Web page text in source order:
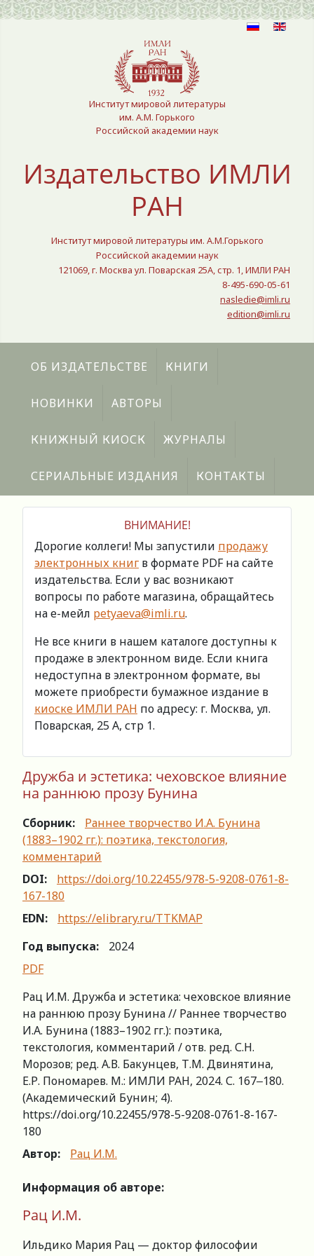
Выберите язык
Институт мировой литературы
им. А.М. Горького
Российской академии наук
Издательство ИМЛИ
РАН
Институт мировой литературы им. А.М.Горького
Российской академии наук
121069, г. Москва ул. Поварская 25A, стр. 1, ИМЛИ РАН
8-495-690-05-61
nasledie@imli.ru
edition@imli.ru
ОБ ИЗДАТЕЛЬСТВЕ КНИГИ
НОВИНКИ АВТОРЫ
КНИЖНЫЙ КИОСК ЖУРНАЛЫ
СЕРИАЛЬНЫЕ ИЗДАНИЯ КОНТАКТЫ
ВНИМАНИЕ!
Дорогие коллеги! Мы запустили продажу
электронных книг в формате PDF на сайте
издательства. Если у вас возникают
вопросы по работе магазина, обращайтесь
на е-мейл petyaeva@imli.ru.
Не все книги в нашем каталоге доступны к
продаже в электронном виде. Если книга
недоступна в электронном формате, вы
можете приобрести бумажное издание в
киоске ИМЛИ РАН по адресу: г. Москва, ул.
Поварская, 25 А, стр 1.
Дружба и эстетика: чеховское влияние
на раннюю прозу Бунина
Сборник:
Раннее творчество И.А. Бунина
(1883–1902 гг.): поэтика, текстология,
комментарий
DOI:
https://doi.org/10.22455/978-5-9208-0761-8-
167-180
EDN:
https://elibrary.ru/TTKMAP
Год выпуска:
2024
PDF
Рац И.М. Дружба и эстетика: чеховское влияние
на раннюю прозу Бунина // Раннее творчество
И.А. Бунина (1883–1902 гг.): поэтика,
текстология, комментарий / отв. ред. С.Н.
Морозов; ред. А.В. Бакунцев, Т.М. Двинятина,
Е.Р. Пономарев. М.: ИМЛИ РАН, 2024. С. 167‒180.
(Академический Бунин; 4).
https://doi.org/10.22455/978-5-9208-0761-8-167-
180
Автор:
Рац И.М.
Информация об авторе:
Рац И.М.
Ильдико Мария Рац — доктор философии